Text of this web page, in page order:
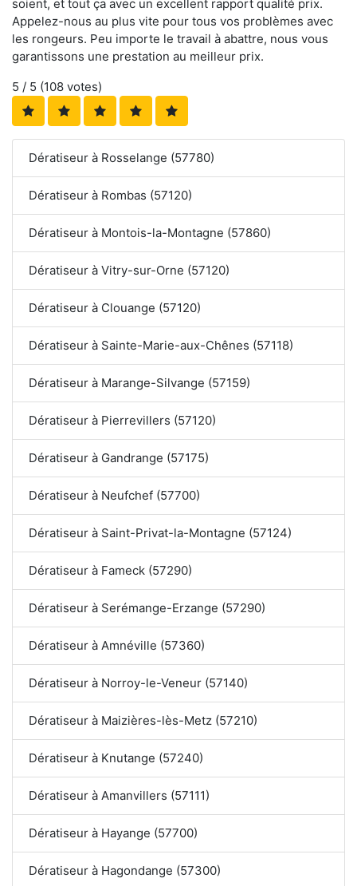
soient, et tout ça avec un excellent rapport qualité prix.
Appelez-nous au plus vite pour tous vos problèmes avec
les rongeurs. Peu importe le travail à abattre, nous vous
garantissons une prestation au meilleur prix.
5 / 5 (108 votes)
Dératiseur à Rosselange (57780)
Dératiseur à Rombas (57120)
Dératiseur à Montois-la-Montagne (57860)
Dératiseur à Vitry-sur-Orne (57120)
Dératiseur à Clouange (57120)
Dératiseur à Sainte-Marie-aux-Chênes (57118)
Dératiseur à Marange-Silvange (57159)
Dératiseur à Pierrevillers (57120)
Dératiseur à Gandrange (57175)
Dératiseur à Neufchef (57700)
Dératiseur à Saint-Privat-la-Montagne (57124)
Dératiseur à Fameck (57290)
Dératiseur à Serémange-Erzange (57290)
Dératiseur à Amnéville (57360)
Dératiseur à Norroy-le-Veneur (57140)
Dératiseur à Maizières-lès-Metz (57210)
Dératiseur à Knutange (57240)
Dératiseur à Amanvillers (57111)
Dératiseur à Hayange (57700)
Dératiseur à Hagondange (57300)